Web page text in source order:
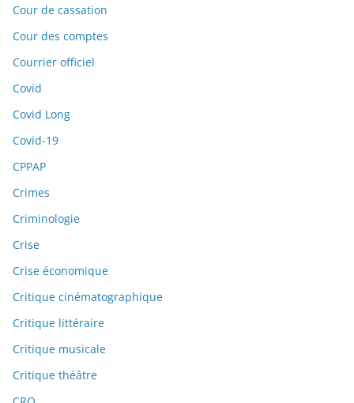
Cour de cassation
Cour des comptes
Courrier officiel
Covid
Covid Long
Covid-19
CPPAP
Crimes
Criminologie
Crise
Crise économique
Critique cinématographique
Critique littéraire
Critique musicale
Critique théâtre